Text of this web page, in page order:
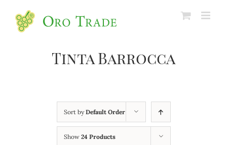
Tinta Barrocca
Sort byDefault Order
Show 24 Products